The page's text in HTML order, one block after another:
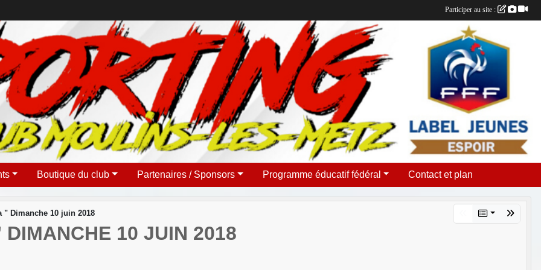
Boutique du club Partenaires / Sponsors Programme éducatif fédéral Contact et plan
" Dimanche 10 juin 2018
10 JUIN 2018
Participer au site :